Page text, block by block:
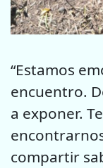
“Estamos
encuentro.
a exponer.
compartir